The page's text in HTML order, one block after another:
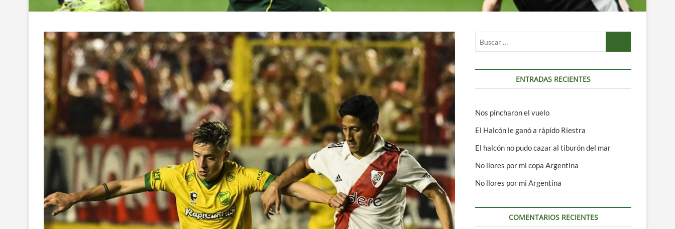
ENTRADAS RECIENTES
Nos pincharon el vuelo
El Halcón le ganó a rápido Riestra
El halcón no pudo cazar al tiburón del mar
No llores por mi copa Argentina
No llores por mi Argentina
COMENTARIOS RECIENTES